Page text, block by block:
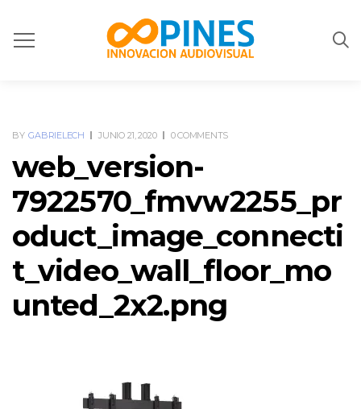
BY GABRIELECH JUNIO 21, 2020 0 COMMENTS
web_version-
7922570_fmvw2255_pr
oduct_image_connecti
t_video_wall_floor_mo
unted_2x2.png